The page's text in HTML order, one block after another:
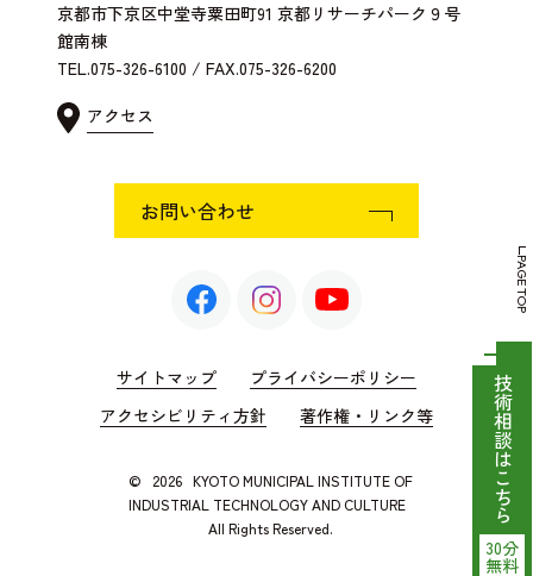
京都市下京区中堂寺粟田町91 京都リサーチパーク９号
館南棟
TEL.075-326-6100 / FAX.075-326-6200
アクセス
お問い合わせ
サイトマップ
プライバシーポリシー
アクセシビリティ方針
著作権・リンク等
© 2026 KYOTO MUNICIPAL INSTITUTE OF
INDUSTRIAL TECHNOLOGY AND CULTURE
All Rights Reserved.
PAGE TOP
技術相談はこちら
30分
無料